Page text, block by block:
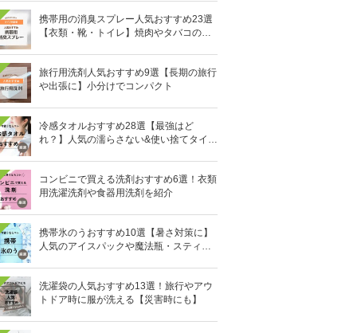
携帯用の消臭スプレー人気おすすめ23選
【衣類・靴・トイレ】焼肉やタバコのニ
旅行用洗剤人気おすすめ9選【長期の旅行
や出張に】小分けでコンパクト
冷感タオルおすすめ28選【最強はど
れ？】人気の濡らさない&使い捨てタイプ
コンビニで買える洗剤おすすめ6選！衣類
用洗濯洗剤や食器用洗剤を紹介
携帯氷のうおすすめ10選【暑さ対策に】
人気のアイスパックや魔法瓶・スティッ
洗濯袋の人気おすすめ13選！旅行やアウ
トドア時に服が洗える【災害時にも】